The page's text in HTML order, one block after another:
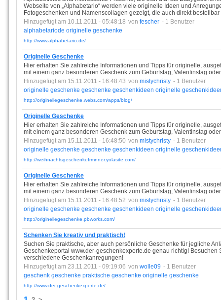
Webseite von „Alphabetario“ werden viele originelle Ideen und
Fotogeschenken und Namenscollagen gezeigt, die auch direkt bestellbar
Hinzugefügt am 10.11.2011 - 05:48:18 von fescher - 1 Benutzer
alphabetariode originelle geschenke
http://www.alphabetario.de/
Originelle Geschenke
Hier erhalten Sie zahlreiche Informationen und Tipps für originelle,
mit einem ganz besonderen Geschenk zum Geburtstag, Valentinstag
Hinzugefügt am 15.11.2011 - 16:48:43 von mistychristy - 1 Benutzer
originelle geschenke geschenke geschenkideen originelle
http://originellegeschenke.webs.com/apps/blog/
Originelle Geschenke
Hier erhalten Sie zahlreiche Informationen und Tipps für originelle,
mit einem ganz besonderen Geschenk zum Geburtstag, Valentinstag
Hinzugefügt am 15.11.2011 - 16:48:50 von mistychristy - 1 Benutzer
originelle geschenke geschenke geschenkideen originelle
http://weihnachtsgeschenkefrmnner.yolasite.com/
Originelle Geschenke
Hier erhalten Sie zahlreiche Informationen und Tipps für originelle,
mit einem ganz besonderen Geschenk zum Geburtstag, Valentinstag
Hinzugefügt am 15.11.2011 - 16:48:52 von mistychristy - 1 Benutzer
originelle geschenke geschenke geschenkideen originelle
http://originellegeschenke.pbworks.com/
Schenken Sie kreativ und praktisch!
Suchen Sie praktische, aber auch persönliche Geschenke für jegliche
Geschenkeportal www.der-geschenkexperte.de genau richtig! Besuchen
verschiedene Geschenkanregungen!
Hinzugefügt am 23.11.2011 - 09:19:06 von wolle09 - 1 Benutzer
geschenk geschenke praktische geschenke originelle geschenke
http://www.der-geschenkexperte.de/